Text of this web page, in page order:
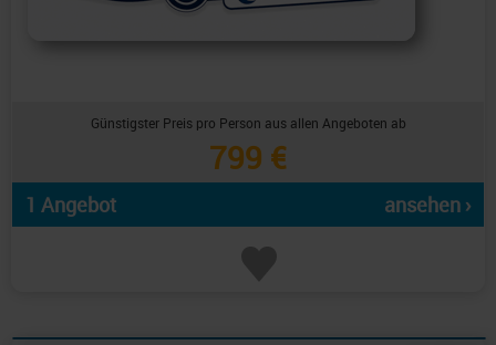
Günstigster Preis pro Person aus allen Angeboten ab
799 €
1 Angebot ansehen ›